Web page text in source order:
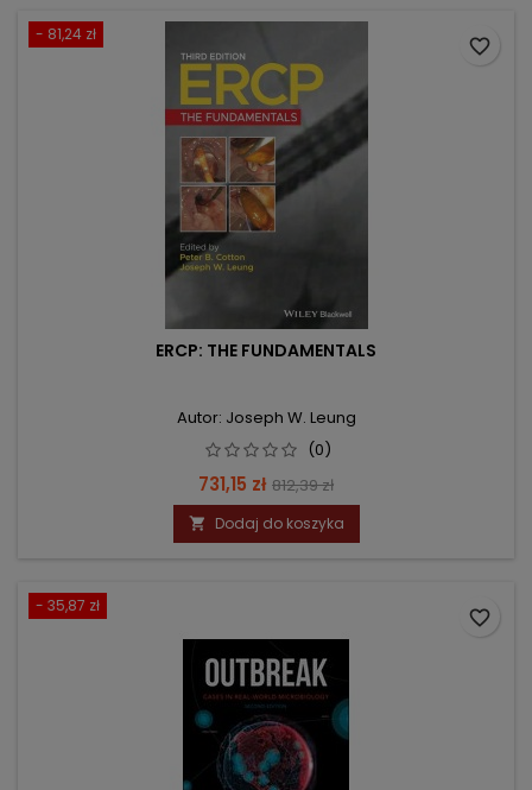
- 81,24 zł
ERCP: THE FUNDAMENTALS
Autor: Joseph W. Leung
(0)
Cena
731,15 zł Cena
podstawowa
812,39 zł
 Dodaj do koszyka
favorite_border
- 35,87 zł
favorite_border